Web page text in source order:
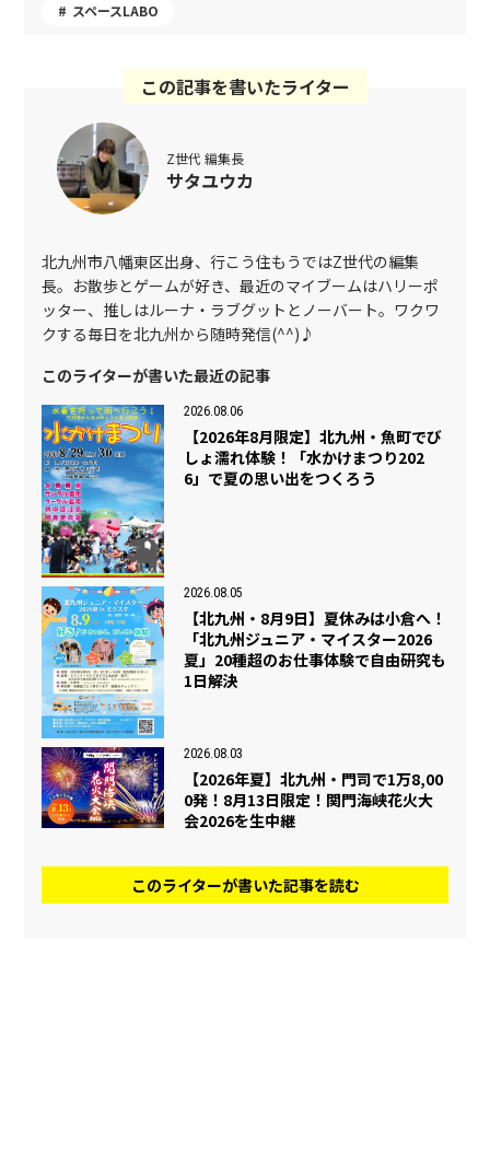
スペースLABO
この記事を書いたライター
Z世代 編集長
サタユウカ
北九州市八幡東区出身、行こう住もうではZ世代の編集
長。お散歩とゲームが好き、最近のマイブームはハリーポ
ッター、推しはルーナ・ラブグットとノーバート。ワクワ
クする毎日を北九州から随時発信(^^)♪
このライターが書いた最近の記事
2026.08.06
【2026年8月限定】北九州・魚町でび
しょ濡れ体験！「水かけまつり202
6」で夏の思い出をつくろう
2026.08.05
【北九州・8月9日】夏休みは小倉へ！
「北九州ジュニア・マイスター2026
夏」20種超のお仕事体験で自由研究も
1日解決
2026.08.03
【2026年夏】北九州・門司で1万8,00
0発！8月13日限定！関門海峡花火大
会2026を生中継
このライターが書いた記事を読む